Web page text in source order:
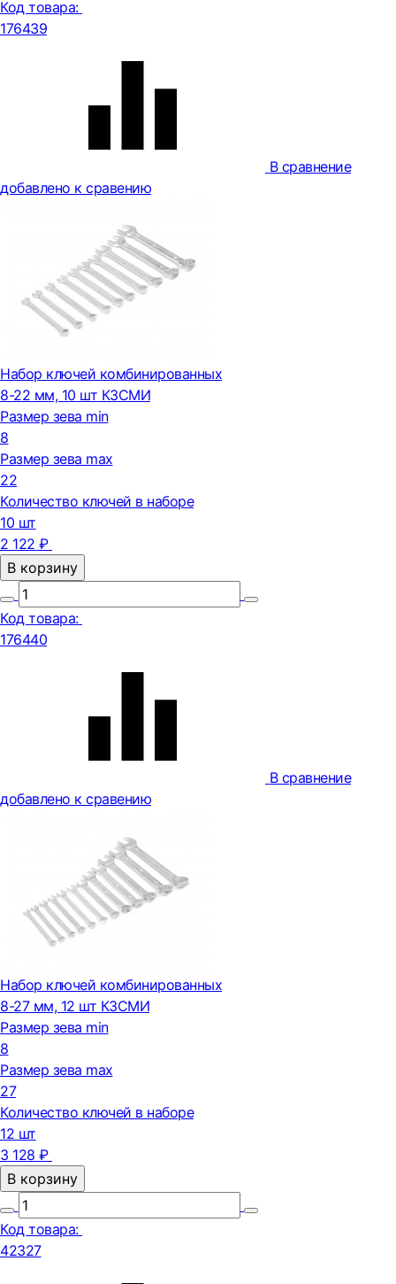
Код товара:
176439
В сравнение
добавлено к сравению
Набор ключей комбинированных
8-22 мм, 10 шт КЗСМИ
Размер зева min
8
Размер зева max
22
Количество ключей в наборе
10 шт
2 122 ₽
В корзину
Код товара:
176440
В сравнение
добавлено к сравению
Набор ключей комбинированных
8-27 мм, 12 шт КЗСМИ
Размер зева min
8
Размер зева max
27
Количество ключей в наборе
12 шт
3 128 ₽
В корзину
Код товара:
42327